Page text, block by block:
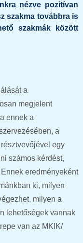
nézve pozitívan
szakma továbbra is
szakmák között
a
megjelent
ennek a
a
egy
számos kérdést,
eredményeként
ki, milyen
milyen a
lehetőségek vannak
van az MKIK/